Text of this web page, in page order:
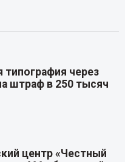
типография через
штраф в 250 тысяч
центр «Честный